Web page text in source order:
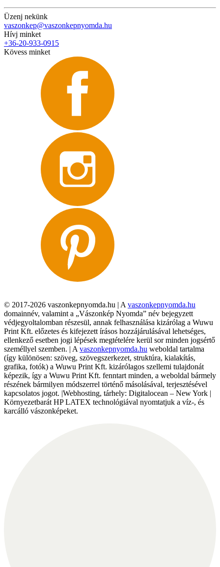
Üzenj nekünk
vaszonkep@vaszonkepnyomda.hu
Hívj minket
+36-20-933-0915
Kövess minket
© 2017-2026 vaszonkepnyomda.hu | A vaszonkepnyomda.hu
domainnév, valamint a „Vászonkép Nyomda” név bejegyzett
védjegyoltalomban részesül, annak felhasználása kizárólag a Wuwu
Print Kft. előzetes és kifejezett írásos hozzájárulásával lehetséges,
ellenkező esetben jogi lépések megtételére kerül sor minden jogsértő
személlyel szemben. | A vaszonkepnyomda.hu weboldal tartalma
(így különösen: szöveg, szövegszerkezet, struktúra, kialakítás,
grafika, fotók) a Wuwu Print Kft. kizárólagos szellemi tulajdonát
képezik, így a Wuwu Print Kft. fenntart minden, a weboldal bármely
részének bármilyen módszerrel történő másolásával, terjesztésével
kapcsolatos jogot. |Webhosting, tárhely: Digitalocean – New York |
Környezetbarát HP LATEX technológiával nyomtatjuk a víz-, és
karcálló vászonképeket.